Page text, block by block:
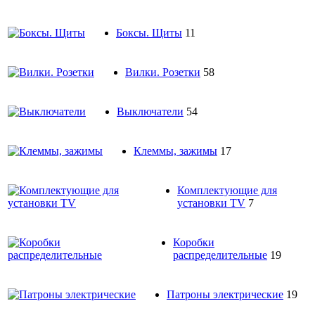
Боксы. Щиты 11
Вилки. Розетки 58
Выключатели 54
Клеммы, зажимы 17
Комплектующие для
установки TV 7
Коробки
распределительные 19
Патроны электрические 19